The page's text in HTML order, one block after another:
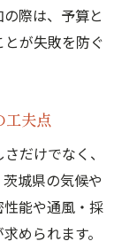
際は、予算と
が失敗を防ぐ
工夫点
だけでなく、
城県の気候や
能や通風・採
められます。